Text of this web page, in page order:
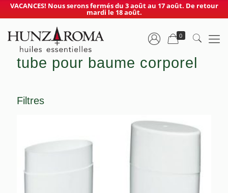
VACANCES! Nous serons fermés du 3 août au 17 août. De retour
mardi le 18 août.
0
tube pour baume corporel
Filtres